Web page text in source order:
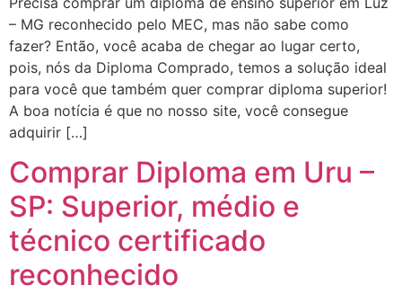
– MG reconhecido pelo MEC, mas não sabe como
fazer? Então, você acaba de chegar ao lugar certo,
pois, nós da Diploma Comprado, temos a solução ideal
para você que também quer comprar diploma superior!
A boa notícia é que no nosso site, você consegue
adquirir […]
Comprar Diploma em Uru –
SP: Superior, médio e
técnico certificado
reconhecido